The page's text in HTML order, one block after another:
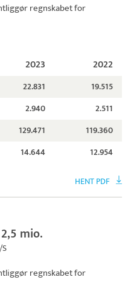
regnskabet for
2023 2022
22.831
19.515
2.940
2.511
129.471
119.360
14.644 12.954
HENT PDF
mio.
regnskabet for